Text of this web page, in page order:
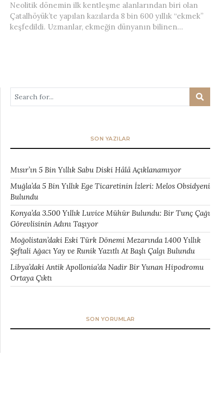
Neolitik dönemin ilk kentleşme alanlarından biri olan
Çatalhöyük’te yapılan kazılarda 8 bin 600 yıllık “ekmek”
keşfedildi. Uzmanlar, ekmeğin dünyanın bilinen...
SON YAZILAR
Mısır’ın 5 Bin Yıllık Sabu Diski Hâlâ Açıklanamıyor
Muğla’da 5 Bin Yıllık Ege Ticaretinin İzleri: Melos Obsidyeni
Bulundu
Konya’da 3.500 Yıllık Luvice Mühür Bulundu: Bir Tunç Çağı
Görevlisinin Adını Taşıyor
Moğolistan’daki Eski Türk Dönemi Mezarında 1.400 Yıllık
Şeftali Ağacı Yay ve Runik Yazıtlı At Başlı Çalgı Bulundu
Libya’daki Antik Apollonia’da Nadir Bir Yunan Hipodromu
Ortaya Çıktı
SON YORUMLAR